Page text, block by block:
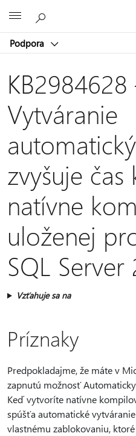
Podpora
Vytváranie
zvyšuje
natívne
uloženej
SQL Server
Vzťahuje sa na
Príznaky
Predpokladajme, že máte v
zapnutú možnosť
Keď vytvoríte natívne
spúšťa automatické
vlastnému zablokovaniu,